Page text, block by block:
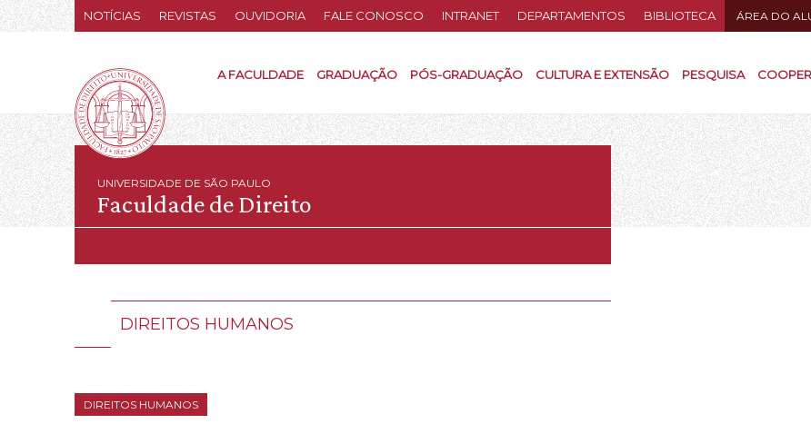
NOTÍCIAS REVISTAS OUVIDORIA FALE CONOSCO INTRANET DEPARTAMENTOS BIBLIOTECA ÁREA DO
A FACULDADE GRADUAÇÃO PÓS-GRADUAÇÃO CULTURA E EXTENSÃO PESQUISA
UNIVERSIDADE DE SÃO PAULO
Faculdade de Direito
DIREITOS HUMANOS
DIREITOS HUMANOS